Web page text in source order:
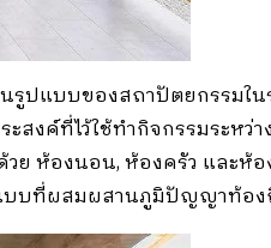
รูปแบบของสถาปัตยกรรมใ
งค์ที่ไว้ใช้ทำกิจกรรมระหว่
ห้องนอน, ห้องครัว และห้
บบที่ผสมผสานภูมิปัญญาท้อ